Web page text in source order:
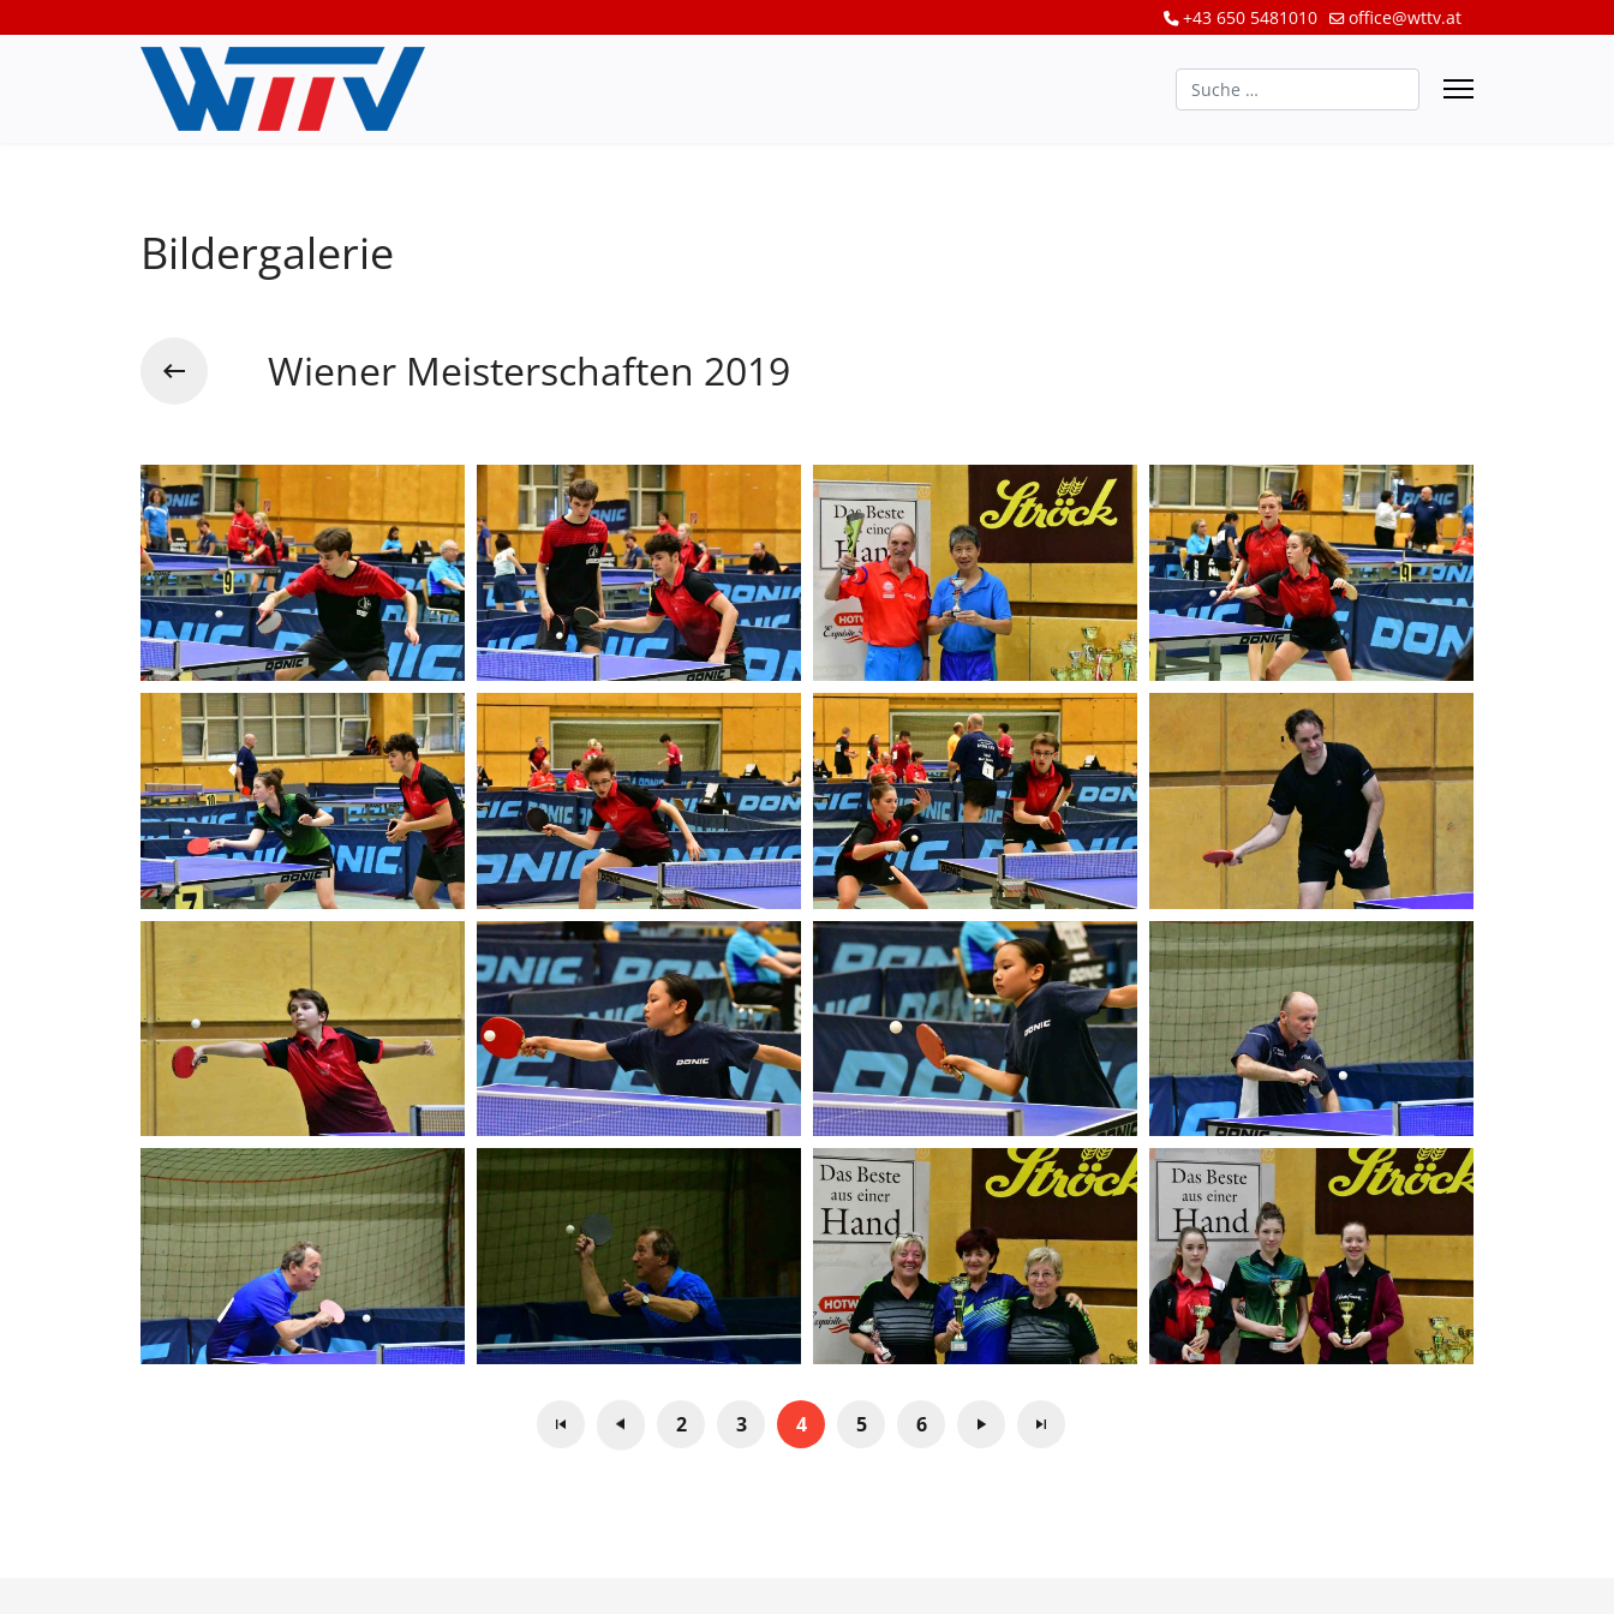
+43 650 5481010 office@wttv.at
Suchen
Bildergalerie
Wiener Meisterschaften 2019
2 3 4 5 6